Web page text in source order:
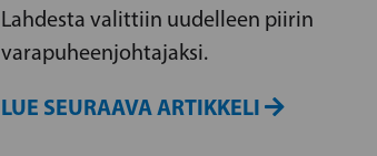
Lahdesta valittiin uudelleen piirin
varapuheenjohtajaksi.
LUE SEURAAVA ARTIKKELI